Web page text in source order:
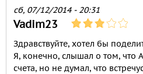
сб, 07/12/2014 - 20:31
Vadim23
Здравствуйте, хотел бы
Я, конечно, слышал о том, что
счета, но не думал, что